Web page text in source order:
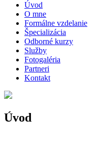
Úvod
O mne
Formálne vzdelanie
Špecializácia
Odborné kurzy
Služby
Fotogaléria
Partneri
Kontakt
Úvod